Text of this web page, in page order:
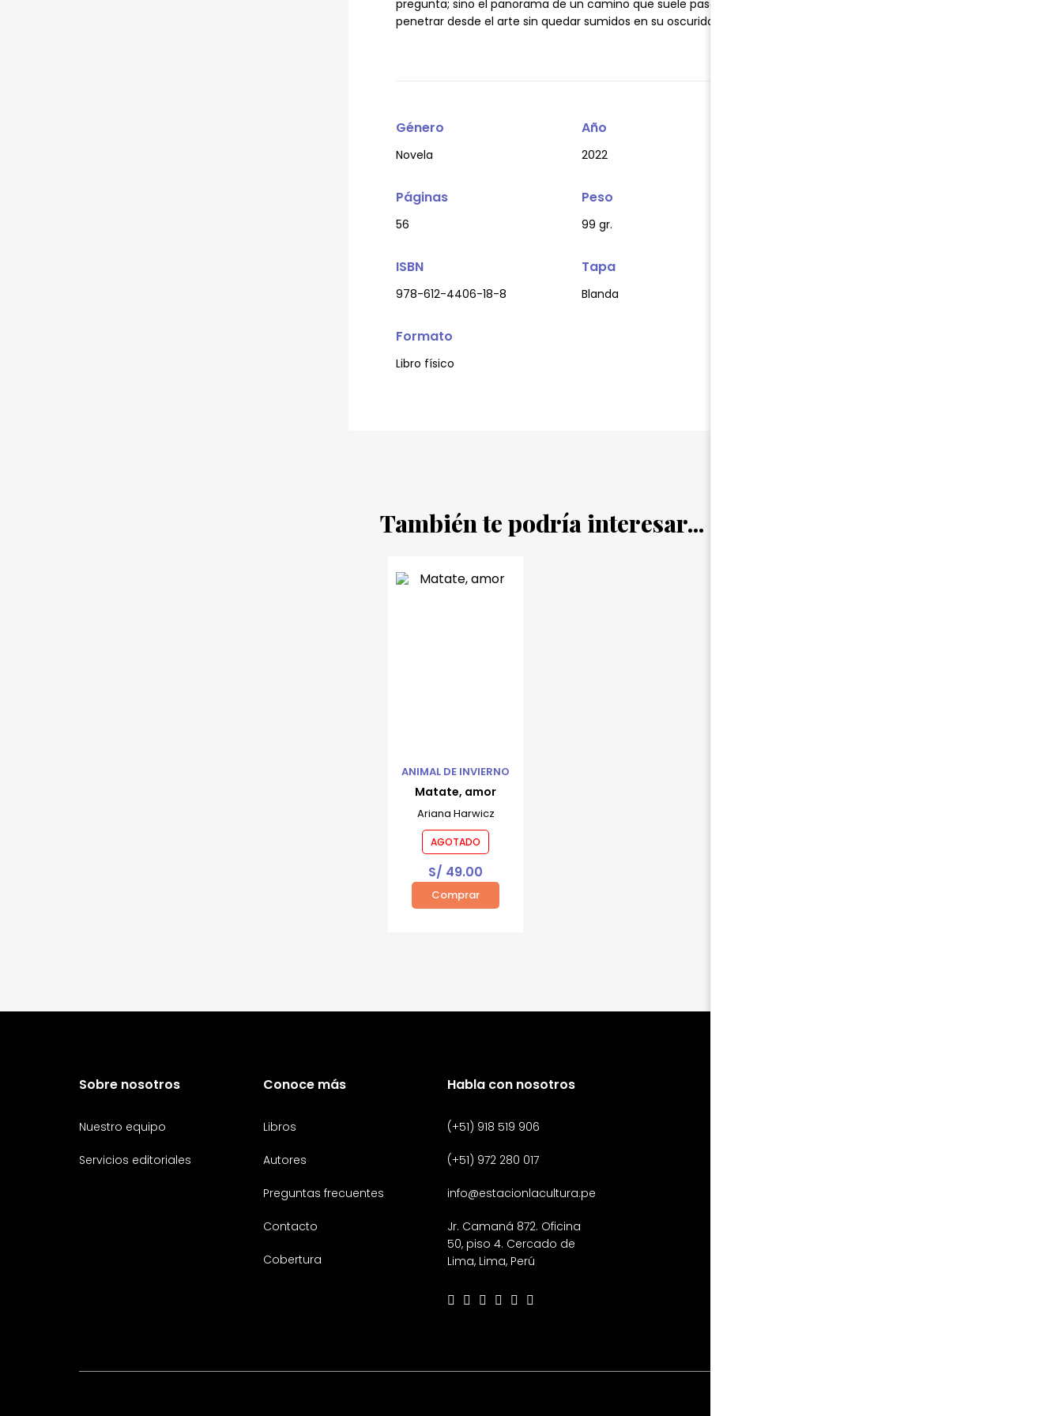
pregunta; sino el panorama de un camino que suele pasar inadvertido, pero que podemos
penetrar desde el arte sin quedar sumidos en su oscuridad.
Género
Novela
Año
2022
Páginas
56
Peso
99 gr.
ISBN
978-612-4406-18-8
Tapa
Blanda
Formato
Libro físico
También te podría interesar...
ANIMAL DE INVIERNO
Matate, amor
Ariana Harwicz
AGOTADO
S/ 49.00
Comprar
Sobre nosotros
Nuestro equipo
Servicios editoriales
Conoce más
Libros
Autores
Preguntas frecuentes
Contacto
Cobertura
Habla con nosotros
(+51) 918 519 906
(+51) 972 280 017
info@estacionlacultura.pe
Jr. Camaná 872. Oficina
50, piso 4. Cercado de
Lima, Lima, Perú